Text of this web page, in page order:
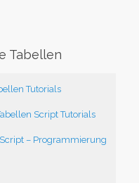
Tabellen
Tutorials
Script Tutorials
– Programmierung